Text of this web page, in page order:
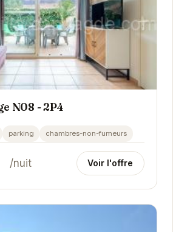
N08 - 2P4
parking chambres-non-fumeurs
/nuit Voir l'offre